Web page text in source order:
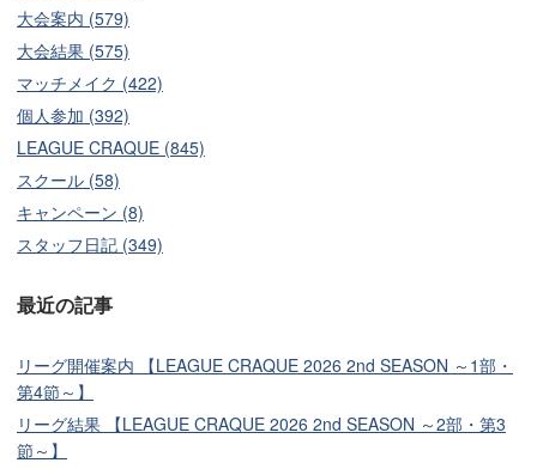
大会案内 (579)
大会結果 (575)
マッチメイク (422)
個人参加 (392)
LEAGUE CRAQUE (845)
スクール (58)
キャンペーン (8)
スタッフ日記 (349)
最近の記事
リーグ開催案内 【LEAGUE CRAQUE 2026 2nd SEASON ～1部・
第4節～】
リーグ結果 【LEAGUE CRAQUE 2026 2nd SEASON ～2部・第3
節～】